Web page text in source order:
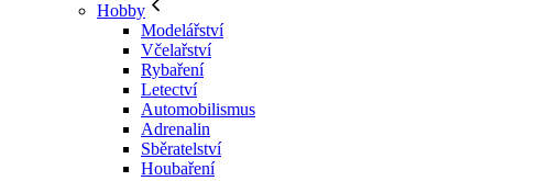
Hobby
Modelářství
Včelařství
Rybaření
Letectví
Automobilismus
Adrenalin
Sběratelství
Houbaření